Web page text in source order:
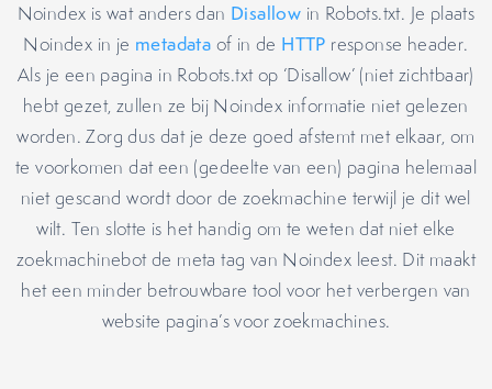
Noindex is wat anders dan Disallow in Robots.txt. Je plaats
Noindex in je metadata of in de HTTP response header.
Als je een pagina in Robots.txt op ‘Disallow’ (niet zichtbaar)
hebt gezet, zullen ze bij Noindex informatie niet gelezen
worden. Zorg dus dat je deze goed afstemt met elkaar, om
te voorkomen dat een (gedeelte van een) pagina helemaal
niet gescand wordt door de zoekmachine terwijl je dit wel
wilt. Ten slotte is het handig om te weten dat niet elke
zoekmachinebot de meta tag van Noindex leest. Dit maakt
het een minder betrouwbare tool voor het verbergen van
website pagina’s voor zoekmachines.